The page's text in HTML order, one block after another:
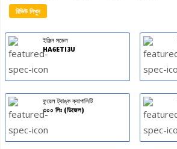
রিভিউ লিখুন
ইঞ্জিন মডেল
HA6ETI3U
ফুয়েল ট্যাঙ্ক ক্যাপাসিটি
৩০০ লিঃ (ডিজেল)